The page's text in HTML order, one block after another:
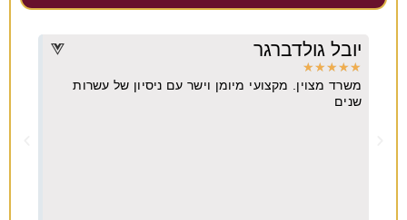
יובל גולדברגר
★
★
★
★
★
משרד מצוין. מקצועי מיומן וישר עם ניסיון של עשרות
שנים